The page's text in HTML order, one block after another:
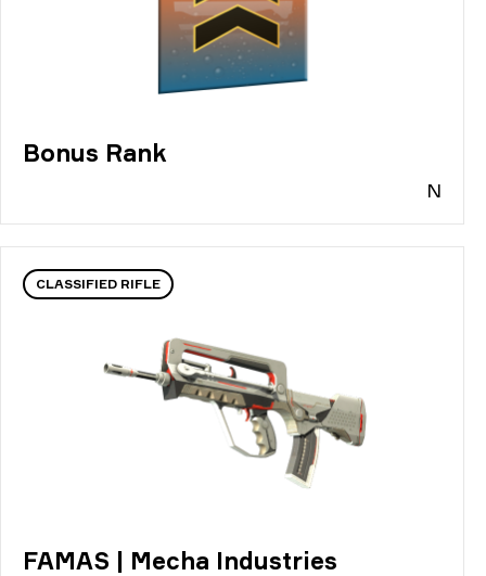
Bonus Rank
N
CLASSIFIED RIFLE
FAMAS | Mecha Industries